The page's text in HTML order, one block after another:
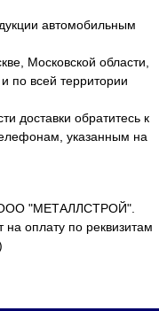
автомобильным
Московской области,
по всей территории
доставки обратитесь к
указанным на
ООО "МЕТАЛЛСТРОЙ".
оплату по реквизитам